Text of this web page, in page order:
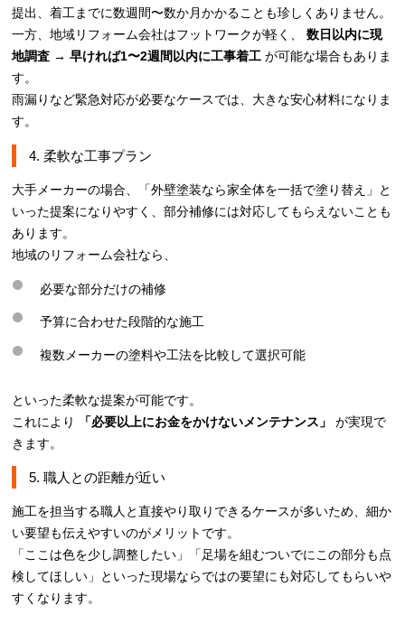
提出、着工までに数週間〜数か月かかることも珍しくありません。
一方、地域リフォーム会社はフットワークが軽く、数日以内に現
地調査 → 早ければ1〜2週間以内に工事着工 が可能な場合もありま
す。
雨漏りなど緊急対応が必要なケースでは、大きな安心材料になりま
す。
4. 柔軟な工事プラン
大手メーカーの場合、「外壁塗装なら家全体を一括で塗り替え」と
いった提案になりやすく、部分補修には対応してもらえないことも
あります。
地域のリフォーム会社なら、
必要な部分だけの補修
予算に合わせた段階的な施工
複数メーカーの塗料や工法を比較して選択可能
といった柔軟な提案が可能です。
これにより
「必要以上にお金をかけないメンテナンス」
が実現で
きます。
5. 職人との距離が近い
施工を担当する職人と直接やり取りできるケースが多いため、細か
い要望も伝えやすいのがメリットです。
「ここは色を少し調整したい」「足場を組むついでにこの部分も点
検してほしい」といった現場ならではの要望にも対応してもらいや
すくなります。